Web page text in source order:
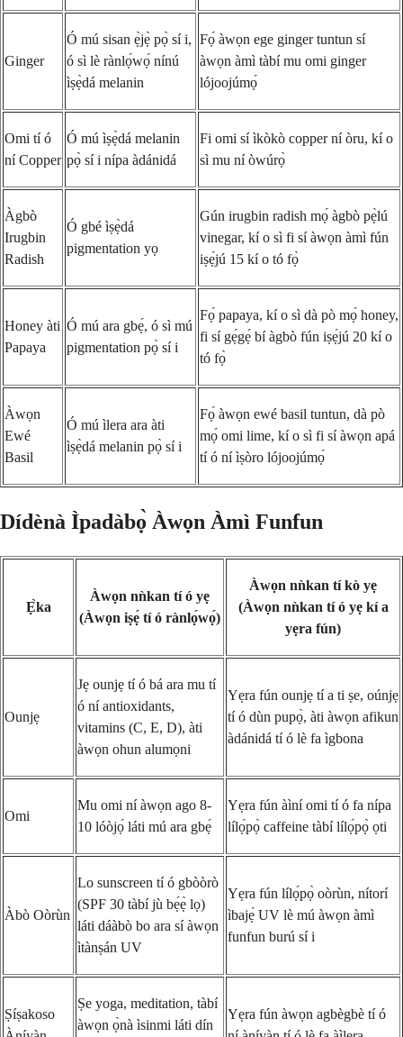
Ginger
Ó mú sisan ẹ̀jẹ̀ pọ̀ sí i,
ó sì lè rànlọ́wọ́ nínú
ìṣẹ̀dá melanin
Fọ́ àwọn ege ginger tuntun sí
àwọn àmì tàbí mu omi ginger
lójoojúmọ́
Omi tí ó
ní Copper
Ó mú ìṣẹ̀dá melanin
pọ̀ sí i nípa àdánidá
Fi omi sí ìkòkò copper ní òru, kí o
sì mu ní òwúrọ̀
Àgbò
Irugbin
Radish
Ó gbé ìṣẹ̀dá
pigmentation yọ
Gún irugbin radish mọ́ àgbò pẹ̀lú
vinegar, kí o sì fi sí àwọn àmì fún
iṣẹ́jú 15 kí o tó fọ̀
Honey àti
Papaya
Ó mú ara gbẹ́, ó sì mú
pigmentation pọ̀ sí i
Fọ́ papaya, kí o sì dà pò mọ́ honey,
fi sí gẹ́gẹ́ bí àgbò fún iṣẹ́jú 20 kí o
tó fọ̀
Àwọn
Ewé
Basil
Ó mú ìlera ara àti
ìṣẹ̀dá melanin pọ̀ sí i
Fọ́ àwọn ewé basil tuntun, dà pò
mọ́ omi lime, kí o sì fi sí àwọn apá
tí ó ní ìṣòro lójoojúmọ́
Dídènà Ìpadàbọ̀ Àwọn Àmì Funfun
Ẹ̀ka
Àwọn nǹkan tí ó yẹ
(Àwọn iṣẹ́ tí ó rànlọ́wọ́)
Àwọn nǹkan tí kò yẹ
(Àwọn nǹkan tí ó yẹ kí a
yẹra fún)
Ounjẹ
Jẹ ounjẹ tí ó bá ara mu tí
ó ní antioxidants,
vitamins (C, E, D), àti
àwọn ohun alumọni
Yẹra fún ounjẹ tí a ti ṣe, oúnjẹ
tí ó dùn pupọ̀, àti àwọn afikun
àdánidá tí ó lè fa ìgbona
Omi
Mu omi ní àwọn ago 8-
10 lóòjọ́ láti mú ara gbẹ́
Yẹra fún àìní omi tí ó fa nípa
lílọ́pọ̀ caffeine tàbí lílọ́pọ̀ ọti
Àbò Oòrùn
Lo sunscreen tí ó gbòòrò
(SPF 30 tàbí jù bẹ́ẹ̀ lọ)
láti dáàbò bo ara sí àwọn
ìtànṣán UV
Yẹra fún lílọ́pọ̀ oòrùn, nítorí
ìbajẹ́ UV lè mú àwọn àmì
funfun burú sí i
Ṣíṣakoso
Ṣe yoga, meditation, tàbí
àwọn ọ̀nà ìsinmi láti dín
Yẹra fún àwọn agbègbè tí ó